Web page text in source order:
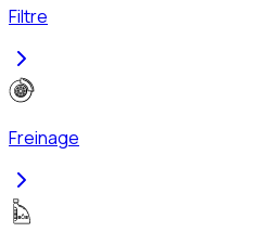
Filtre
Freinage